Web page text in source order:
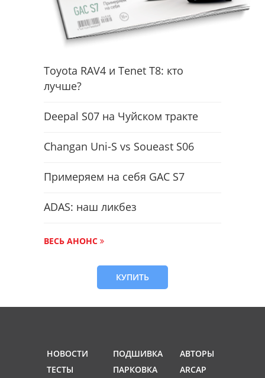
Toyota RAV4 и Tenet T8: кто
лучше?
Deepal S07 на Чуйском тракте
Changan Uni-S vs Soueast S06
Примеряем на себя GAC S7
ADAS: наш ликбез
ВЕСЬ АНОНС
КУПИТЬ
НОВОСТИ
ТЕСТЫ
ПОДШИВКА
ПАРКОВКА
АВТОРЫ
ARCAP